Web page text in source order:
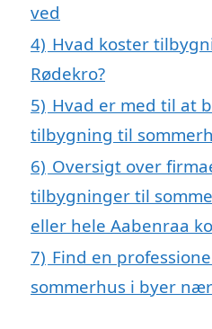
ved
4) Hvad koster
Rødekro?
5) Hvad er med til at
tilbygning til
6) Oversigt over
tilbygninger til
eller hele Aabenraa
7) Find en
sommerhus i byer